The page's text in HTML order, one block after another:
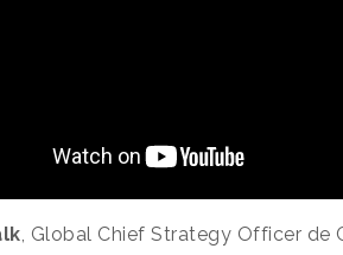
, Global Chief Strategy Officer